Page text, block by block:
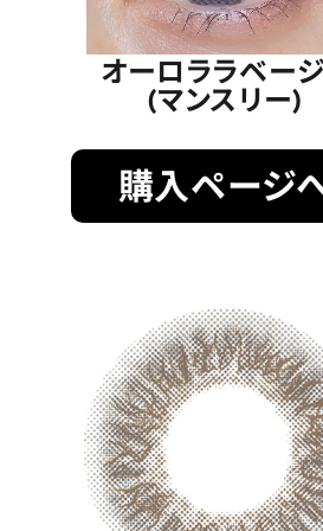
オーロララベー
(マンスリー)
購入ページ